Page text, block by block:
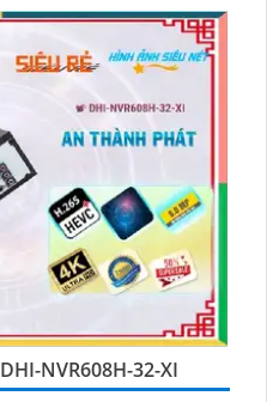
NVR608H-32-XI